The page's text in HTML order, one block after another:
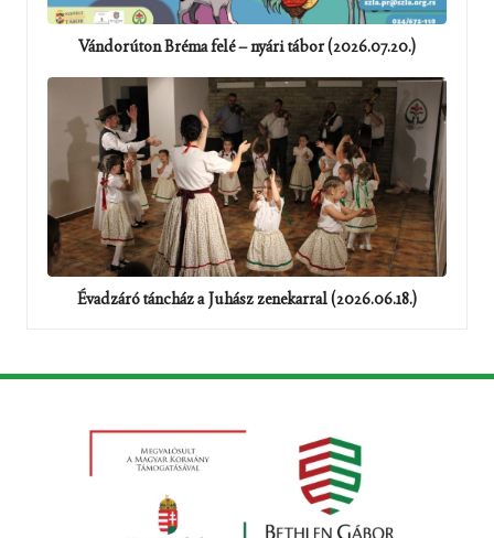
Vándorúton Bréma felé – nyári tábor (2026.07.20.)
Évadzáró táncház a Juhász zenekarral (2026.06.18.)